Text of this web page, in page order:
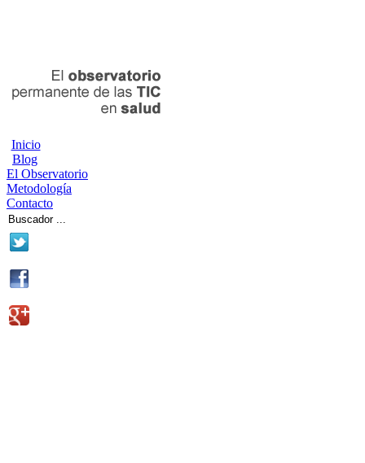
Inicio
Blog
El Observatorio
Metodología
Contacto